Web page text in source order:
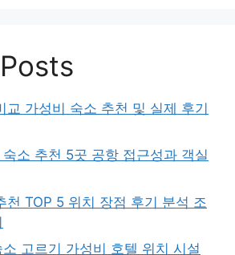
교 가성비 숙소 추천 및 실제 후기
소 추천 5곳 공항 접근성과 객실
천 TOP 5 위치 장점 후기 분석 조
고르기 가성비 호텔 위치 시설